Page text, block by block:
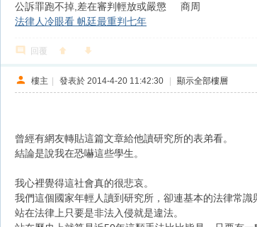
公訴罪跑不掉,差在審判輕放或嚴懲 商周
法律人冷眼看 帆廷最重判七年
回覆
樓主 | 發表於 2014-4-20 11:42:30 | 顯示全部樓層
曾經有網友轉貼這篇文章給他讀研究所的表弟看。
結論是說我在恐嚇這些學生。
我心裡覺得這社會真的很悲哀。
我們這個國家年輕人讀到研究所，卻連基本的法律常識
站在法律上只要是非法入侵就是違法。